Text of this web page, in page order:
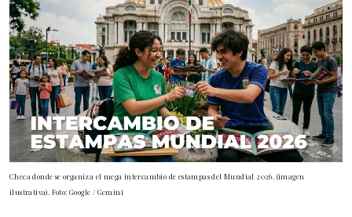
Checa donde se organiza el mega intercambio de estampas del Mundial 2026. (imagen
ilustrativa). Foto: Google / Gemini